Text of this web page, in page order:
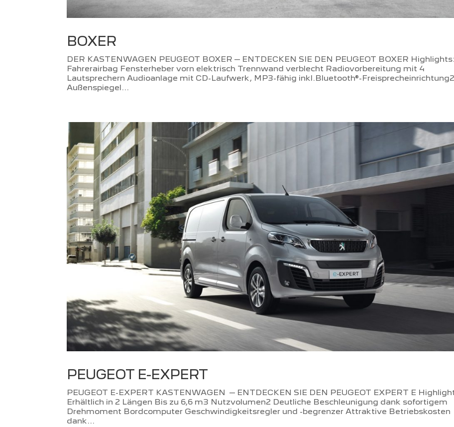
BOXER
DER KASTENWAGEN PEUGEOT BOXER – ENTDECKEN SIE DEN PEUGEOT BOXER Highlights:
Fahrerairbag Fensterheber vorn elektrisch Trennwand verblecht Radiovorbereitung mit 4
Lautsprechern Audioanlage mit CD-Laufwerk, MP3-fähig inkl.Bluetooth®-Freisprecheinrichtung2
Außenspiegel...
PEUGEOT E-EXPERT
PEUGEOT E-EXPERT KASTENWAGEN – ENTDECKEN SIE DEN PEUGEOT EXPERT E
Erhältlich in 2 Längen Bis zu 6,6 m3 Nutzvolumen2 Deutliche Beschleunigung dank sofortigem
Drehmoment Bordcomputer Geschwindigkeitsregler und -begrenzer Attraktive Betriebskosten
dank...